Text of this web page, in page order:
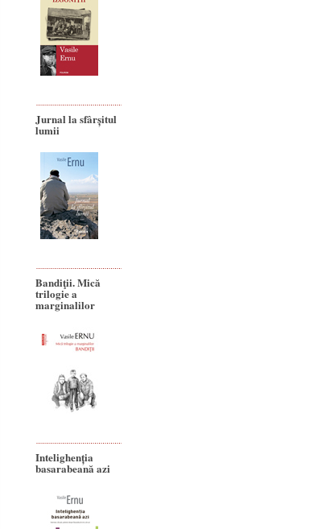
Jurnal la sfârșitul
lumii
Bandiţii. Mică
trilogie a
marginalilor
Intelighenția
basarabeană azi